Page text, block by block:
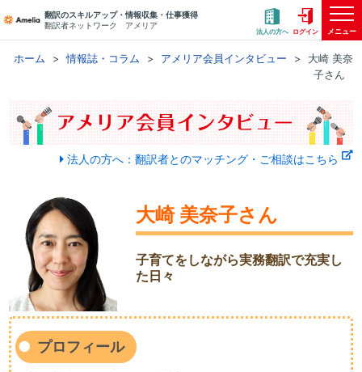
翻訳のスキルアップ・情報収集・仕事獲得
翻訳者ネットワーク アメリア
法人の方へ ログイン メニュー
ホーム 情報誌・コラム アメリア会員インタビュー
大崎 美奈
子さん
法人の方へ：翻訳者とのマッチング・ご相談はこちら
大崎 美奈子さん
子育てをしながら実務翻訳で充実し
た日々
プロフィール